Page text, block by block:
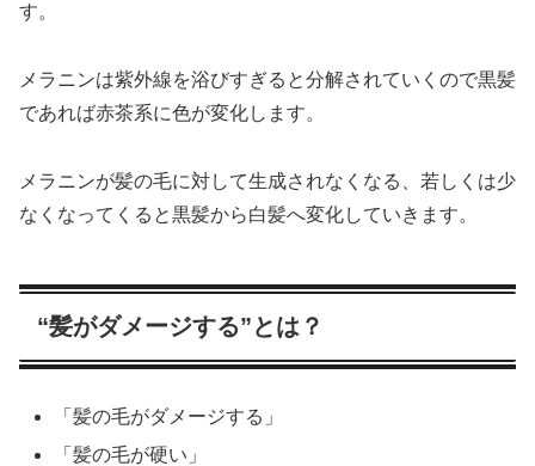
す。
メラニンは紫外線を浴びすぎると分解されていくので黒髪
であれば赤茶系に色が変化します。
メラニンが髪の毛に対して生成されなくなる、若しくは少
なくなってくると黒髪から白髪へ変化していきます。
“髪がダメージする”とは？
「髪の毛がダメージする」
「髪の毛が硬い」